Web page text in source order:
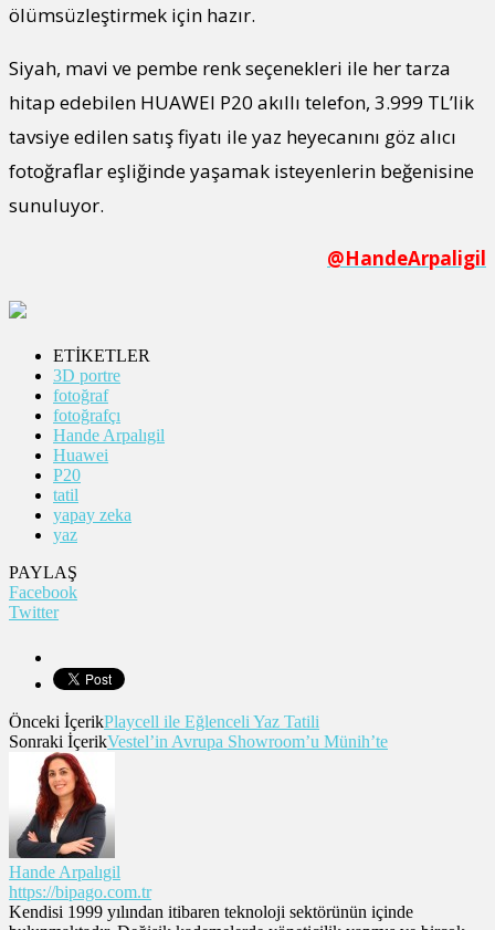
ölümsüzleştirmek için hazır.
Siyah, mavi ve pembe renk seçenekleri ile her tarza
hitap edebilen HUAWEI P20 akıllı telefon, 3.999 TL’lik
tavsiye edilen satış fiyatı ile yaz heyecanını göz alıcı
fotoğraflar eşliğinde yaşamak isteyenlerin beğenisine
sunuluyor.
@HandeArpaligil
ETİKETLER
3D portre
fotoğraf
fotoğrafçı
Hande Arpalıgil
Huawei
P20
tatil
yapay zeka
yaz
PAYLAŞ
Facebook
Twitter
Önceki İçerikPlaycell ile Eğlenceli Yaz Tatili
Sonraki İçerikVestel’in Avrupa Showroom’u Münih’te
Hande Arpalıgil
https://bipago.com.tr
Kendisi 1999 yılından itibaren teknoloji sektörünün içinde